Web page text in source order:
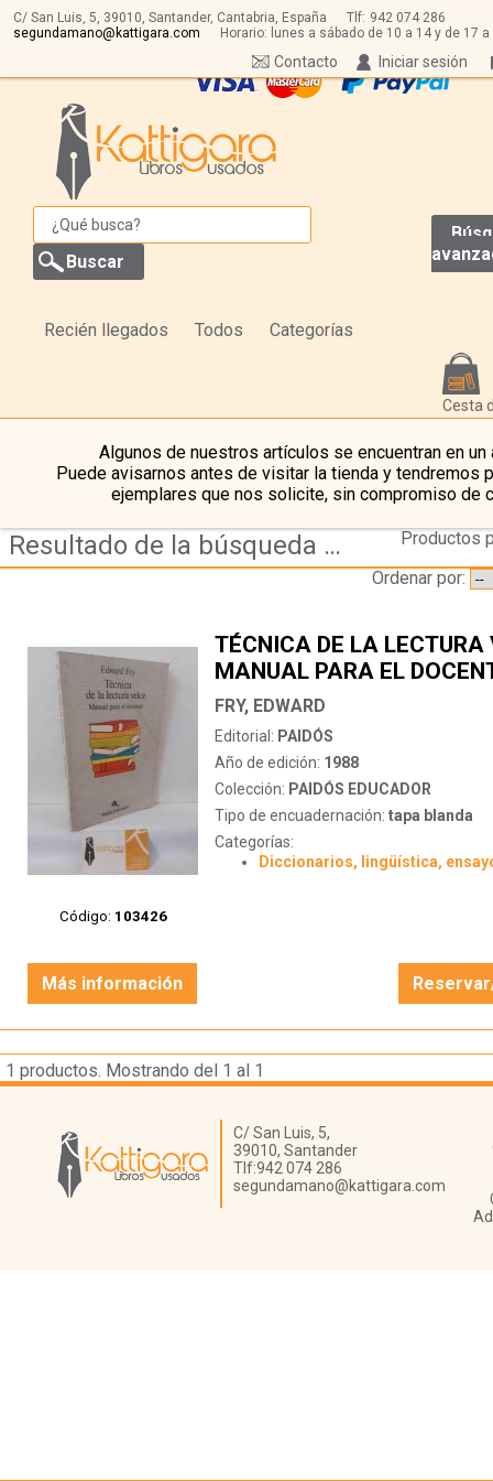
C/ San Luis, 5, 39010, Santander, Cantabria, España Tlf: 942 074 286
segundamano@kattigara.com
Horario: lunes a sábado de 10 a 14 y de 17 a
Iniciar sesión
Contacto
Recién llegados Todos Categorías
Cesta
Algunos de nuestros artículos se encuentran en un
Puede avisarnos antes de visitar la tienda y tendremos
ejemplares que nos solicite, sin compromiso de
Resultado de la búsqueda de coleccion paidos educador
Productos
Ordenar por:
Código: 103426
TÉCNICA DE LA LECTURA
MANUAL PARA EL
FRY, EDWARD
Editorial: PAIDÓS
Año de edición: 1988
Colección: PAIDÓS EDUCADOR
Tipo de encuadernación: tapa blanda
Categorías:
Diccionarios, lingüística,
Más información
1 productos. Mostrando del 1 al 1
Librería Kattigara
C/ San Luis, 5,
39010, Santander
Tlf:942 074 286
segundamano@kattigara.com